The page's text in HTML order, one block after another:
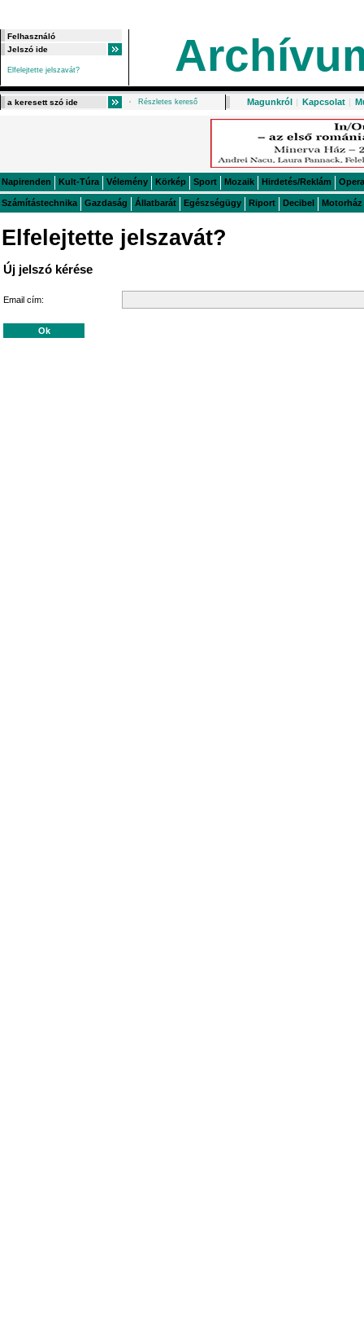
Elfelejtette jelszavát?
Részletes kereső Magunkról | Kapcsolat |
Napirenden Kult-Túra Vélemény Körkép Sport Mozaik Hirdetés/Reklám Opera
Számítástechnika Gazdaság Állatbarát Egészségügy Riport Decibel Motorház
Elfelejtette jelszavát?
Új jelszó kérése
Email cím: